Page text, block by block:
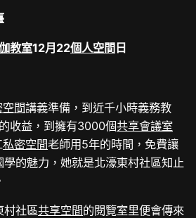
教室12月22個人空間 日
空間講義準備，到近千小時義務教
收益，到擁有3000個共享會議室
私密空間老師用5年的時間，免費讓
的魅力，她就是北濠東村社區知止
村社區共享空間的閱覽室里便會傳來